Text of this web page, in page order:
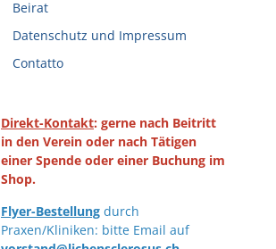
Beirat
Datenschutz und Impressum
Contatto
Direkt-Kontakt: gerne nach Beitritt
in den Verein oder nach Tätigen
einer Spende oder einer Buchung im
Shop.
Flyer-Bestellung durch
Praxen/Kliniken: bitte Email auf